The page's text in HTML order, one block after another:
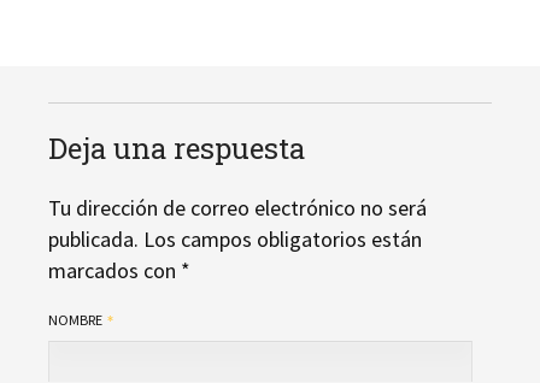
Deja una respuesta
Tu dirección de correo electrónico no será
publicada. Los campos obligatorios están
marcados con *
NOMBRE